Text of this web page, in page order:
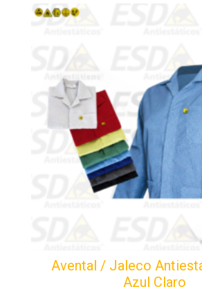
Avental / Jaleco
Azul Claro